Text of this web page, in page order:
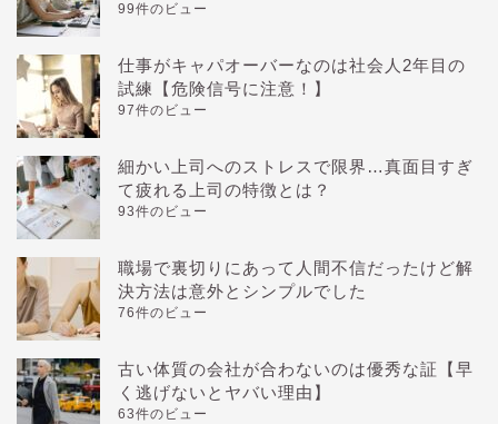
99件のビュー
仕事がキャパオーバーなのは社会人2年目の
試練【危険信号に注意！】
97件のビュー
細かい上司へのストレスで限界…真面目すぎ
て疲れる上司の特徴とは？
93件のビュー
職場で裏切りにあって人間不信だったけど解
決方法は意外とシンプルでした
76件のビュー
古い体質の会社が合わないのは優秀な証【早
く逃げないとヤバい理由】
63件のビュー